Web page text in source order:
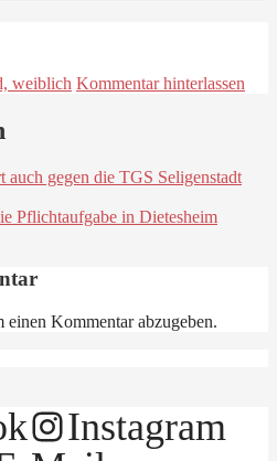
weiblich Kommentar hinterlassen
gegen die TGS Seligenstadt
Pflichtaufgabe in Dietesheim
einen Kommentar abzugeben.
Instagram